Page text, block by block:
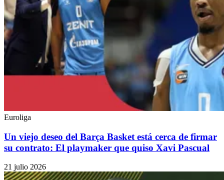
Euroliga
Un viejo deseo del Barça Basket está cerca de firmar
su contrato: El playmaker que quiso Xavi Pascual
21 julio 2026